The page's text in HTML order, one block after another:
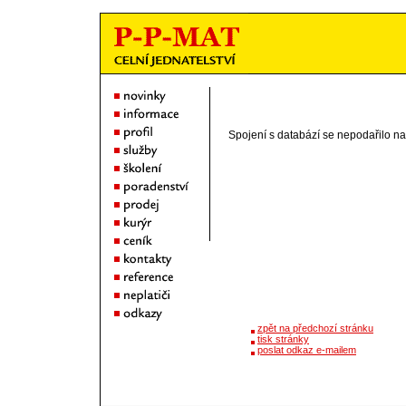
Spojení s databází se nepodařilo
zpět na předchozí stránku
tisk stránky
poslat odkaz e-mailem